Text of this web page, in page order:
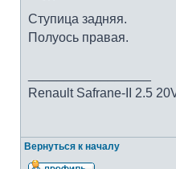
Ступица задняя.
Полуось правая.
Renault Safrane-II 2.5
Вернуться к началу